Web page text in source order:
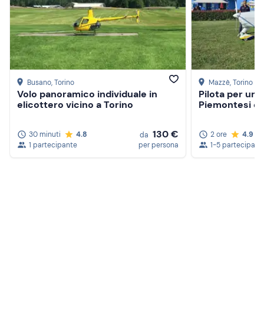
Busano, Torino
Volo panoramico individuale in
elicottero vicino a Torino
30 minuti
4.8
1 partecipante
da 130 €
per persona
Mazzè, Torino
Pilota per un
Piemontesi e
2 ore
4.9
1-5 partecipanti